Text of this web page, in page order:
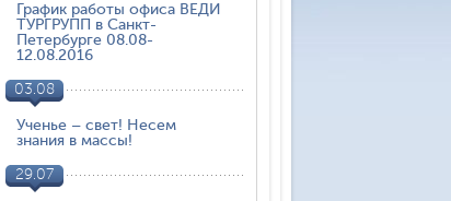
График работы офиса ВЕДИ
ТУРГРУПП в Санкт-
Петербурге 08.08-
12.08.2016
03.08
Ученье – свет! Несем
знания в массы!
29.07